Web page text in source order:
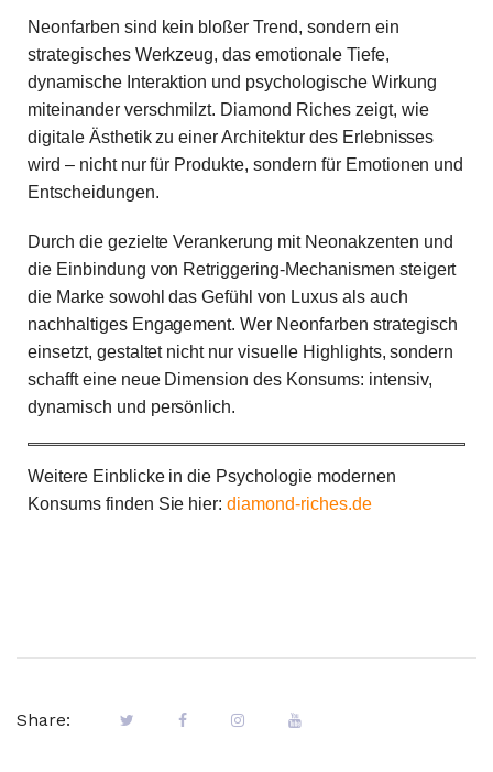
Neonfarben sind kein bloßer Trend, sondern ein
strategisches Werkzeug, das emotionale Tiefe,
dynamische Interaktion und psychologische Wirkung
miteinander verschmilzt. Diamond Riches zeigt, wie
digitale Ästhetik zu einer Architektur des Erlebnisses
wird – nicht nur für Produkte, sondern für Emotionen und
Entscheidungen.
Durch die gezielte Verankerung mit Neonakzenten und
die Einbindung von Retriggering-Mechanismen steigert
die Marke sowohl das Gefühl von Luxus als auch
nachhaltiges Engagement. Wer Neonfarben strategisch
einsetzt, gestaltet nicht nur visuelle Highlights, sondern
schafft eine neue Dimension des Konsums: intensiv,
dynamisch und persönlich.
Weitere Einblicke in die Psychologie modernen
Konsums finden Sie hier:diamond-riches.de
Share: